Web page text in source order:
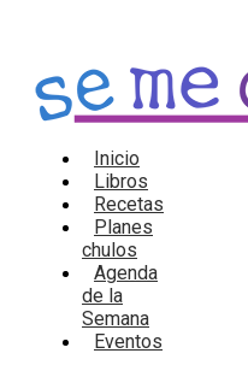
Inicio
Libros
Recetas
Planes
chulos
Agenda
de la
Semana
Eventos